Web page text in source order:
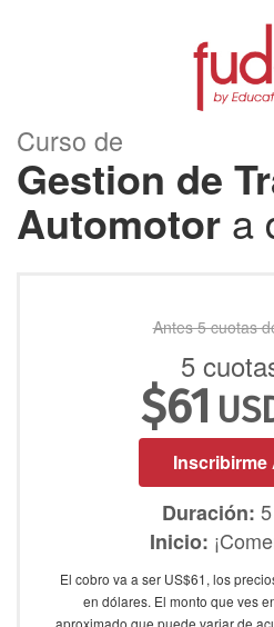
Curso de
Gestion de
Automotor a
Antes 5 cuotas
5
$61
Inscribirme
Duración:
Inicio:
El cobro va a ser US$61, los
en dólares. El monto que ves
aproximado que puede variar de